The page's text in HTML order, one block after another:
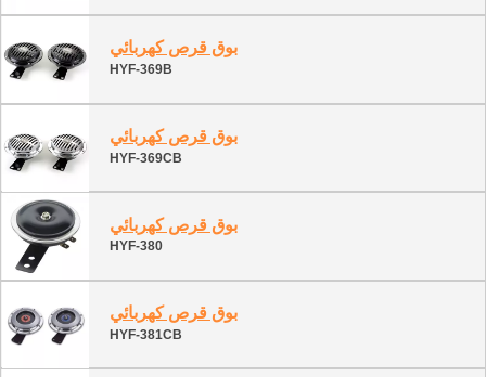
بوق قرص كهربائي
HYF-369B
بوق قرص كهربائي
HYF-369CB
بوق قرص كهربائي
HYF-380
بوق قرص كهربائي
HYF-381CB